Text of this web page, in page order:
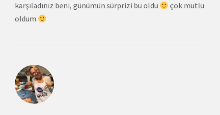
karşıladınız beni, günümün sürprizi bu oldu
çok mutlu
oldum